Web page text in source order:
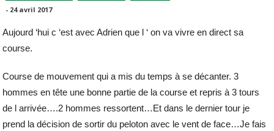
- 24 avril 2017
Aujourd ‘hui c ‘est avec Adrien que l ‘ on va vivre en direct sa
course.
Course de mouvement qui a mis du temps à se décanter. 3
hommes en tête une bonne partie de la course et repris à 3 tours
de l arrivée….2 hommes ressortent…Et dans le dernier tour je
prend la décision de sortir du peloton avec le vent de face…Je fais